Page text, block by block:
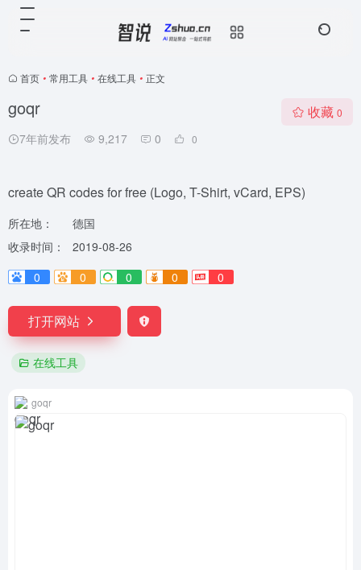
首页 • 常用工具 • 在线工具 • 正文
goqr
7年前发布 9,217 0 0
收藏 0
create QR codes for free (Logo, T-Shirt, vCard, EPS)
所在地：
德国
收录时间：
2019-08-26
0
0 0 0 0
打开网站
在线工具
goqr